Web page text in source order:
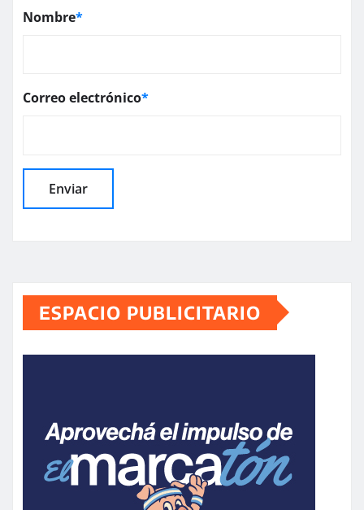
Nombre*
Correo electrónico*
ESPACIO PUBLICITARIO